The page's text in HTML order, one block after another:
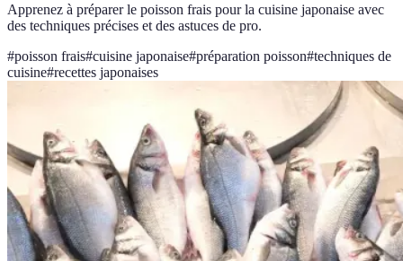
Apprenez à préparer le poisson frais pour la cuisine japonaise avec
des techniques précises et des astuces de pro.
#poisson frais#cuisine japonaise#préparation poisson#techniques de
cuisine#recettes japonaises